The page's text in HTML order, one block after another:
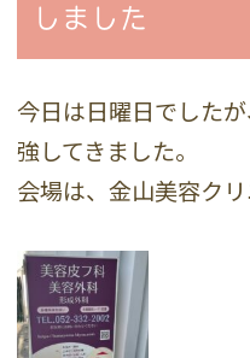
しました
今日は日曜日でした
強してきました。
会場は、金山美容ク